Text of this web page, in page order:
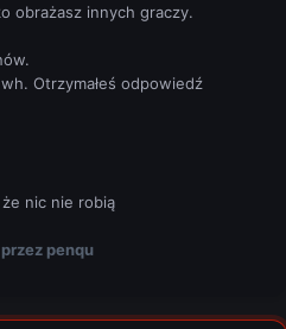
obrażasz innych graczy.
wh. Otrzymałeś odpowiedź
nic nie robią
przez penqu